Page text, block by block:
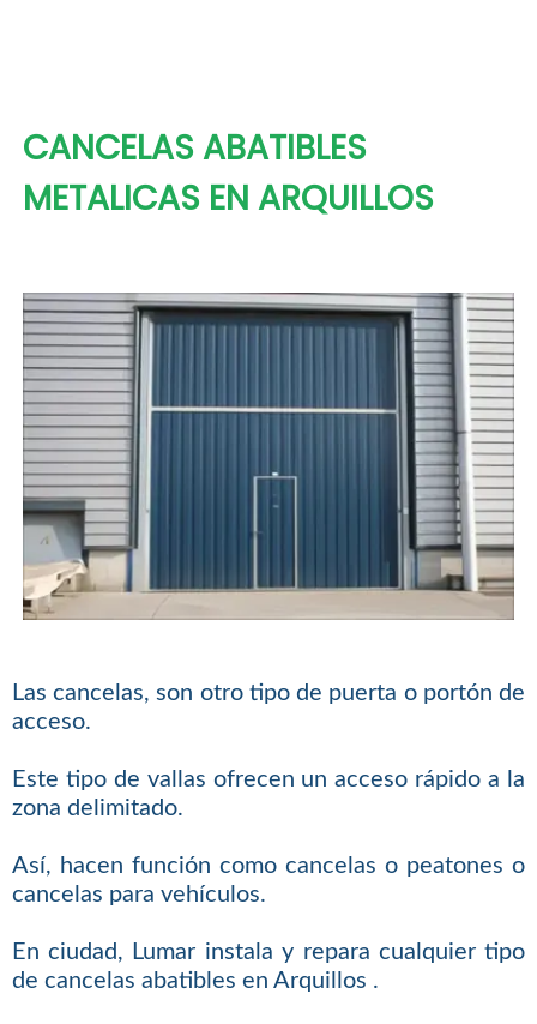
CANCELAS ABATIBLES
METALICAS EN ARQUILLOS
Las cancelas, son otro tipo de puerta o portón de
acceso.
Este tipo de vallas ofrecen un acceso rápido a la
zona delimitado.
Así, hacen función como cancelas o peatones o
cancelas para vehículos.
En ciudad, Lumar instala y repara cualquier tipo
de cancelas abatibles en Arquillos .